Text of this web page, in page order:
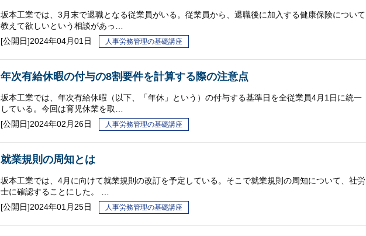
坂本工業では、3月末で退職となる従業員がいる。従業員から、退職後に加入する健康保険について
教えて欲しいという相談があっ…
[公開日]2024年04月01日 人事労務管理の基礎講座
年次有給休暇の付与の8割要件を計算する際の注意点
坂本工業では、年次有給休暇（以下、「年休」という）の付与する基準日を全従業員4月1日に統一
している。今回は育児休業を取…
[公開日]2024年02月26日 人事労務管理の基礎講座
就業規則の周知とは
坂本工業では、4月に向けて就業規則の改訂を予定している。そこで就業規則の周知について、社労
士に確認することにした。 …
[公開日]2024年01月25日 人事労務管理の基礎講座